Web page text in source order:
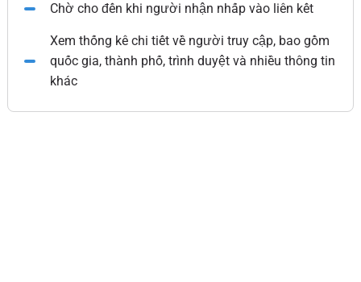
Chờ cho đến khi người nhận nhấp vào liên kết
Xem thống kê chi tiết về người truy cập, bao gồm
quốc gia, thành phố, trình duyệt và nhiều thông tin
khác